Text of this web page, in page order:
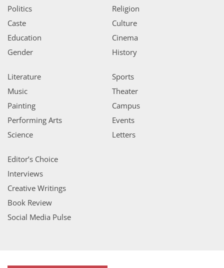
Politics
Caste
Education
Gender
Religion
Culture
Cinema
History
Literature
Music
Painting
Performing Arts
Science
Sports
Theater
Campus
Events
Letters
Editor’s Choice
Interviews
Creative Writings
Book Review
Social Media Pulse